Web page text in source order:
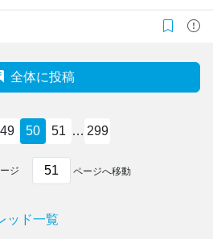
全体に投稿
49 50 51 … 299
ジ ページへ移動
ッド一覧